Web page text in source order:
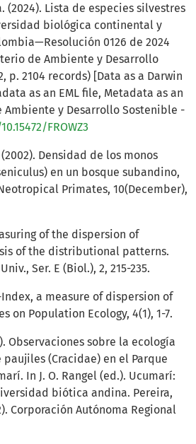
(2024). Lista de especies silvestres
biológica continental y
0126 de 2024
de Ambiente y Desarrollo
p. 2104 records) [Data as a Darwin
as an EML file, Metadata as an
Ambiente y Desarrollo Sostenible -
FROWZ3
Densidad de los monos
en un bosque subandino,
Primates, 10(December),
of the dispersion of
of the distributional patterns.
Ser. E (Biol.), 2, 215-235.
Index, a measure of dispersion of
on Population Ecology, 4(1), 1-7.
Observaciones sobre la ecología
(Cracidae) en el Parque
In J. O. Rangel (ed.). Ucumarí:
biótica andina. Pereira,
Corporación Autónoma Regional